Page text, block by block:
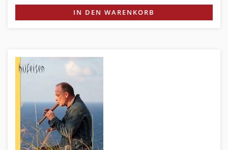
IN DEN WARENKORB